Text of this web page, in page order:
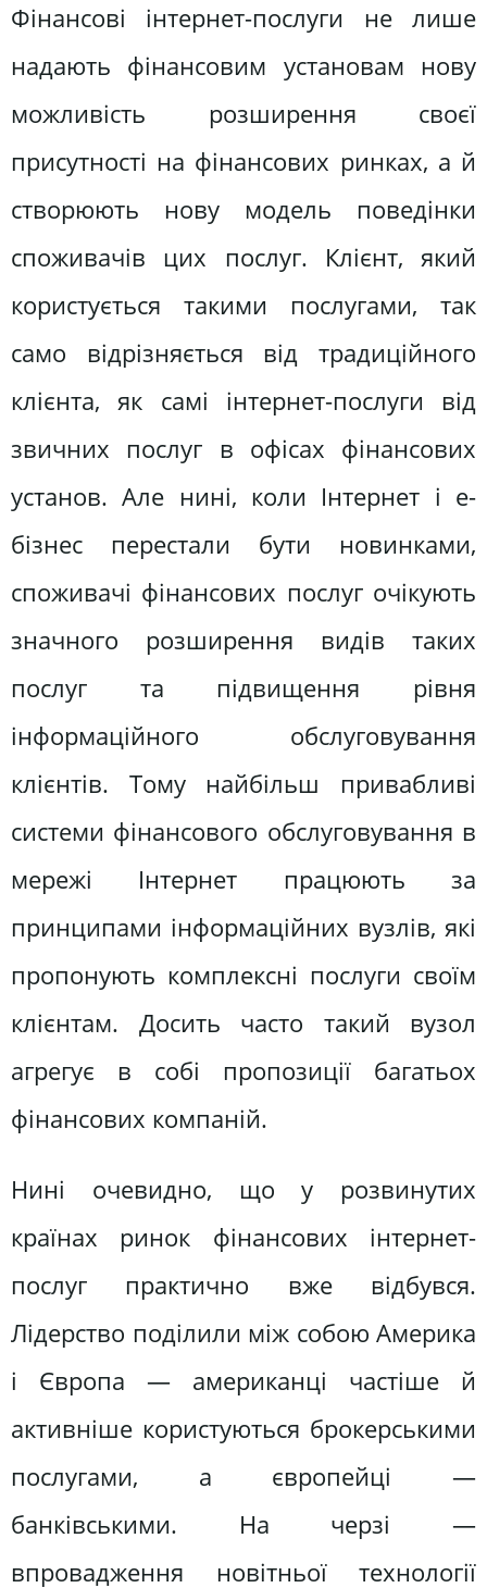
Фінансові інтернет-послуги не лише
надають фінансовим установам нову
можливість розширення своєї
присутності на фінансових ринках, а й
створюють нову модель поведінки
споживачів цих послуг. Клієнт, який
користується такими послугами, так
само відрізняється від традиційного
клієнта, як самі інтернет-послуги від
звичних послуг в офісах фінансових
установ. Але нині, коли Інтернет і е-
бізнес перестали бути новинками,
споживачі фінансових послуг очікують
значного розширення видів таких
послуг та підвищення рівня
інформаційного обслуговування
клієнтів. Тому найбільш привабливі
системи фінансового обслуговування в
мережі Інтернет працюють за
принципами інформаційних вузлів, які
пропонують комплексні послуги своїм
клієнтам. Досить часто такий вузол
агрегує в собі пропозиції багатьох
фінансових компаній.
Нині очевидно, що у розвинутих
країнах ринок фінансових інтернет-
послуг практично вже відбувся.
Лідерство поділили між собою Америка
і Європа — американці частіше й
активніше користуються брокерськими
послугами, а європейці —
банківськими. На черзі —
впровадження новітньої технології